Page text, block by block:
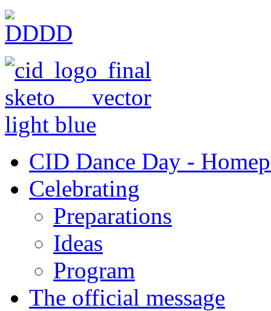
CID Dance Day -
Celebrating
Preparations
Ideas
Program
The official message